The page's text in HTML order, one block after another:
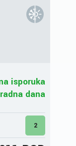
isporuka
dana
2